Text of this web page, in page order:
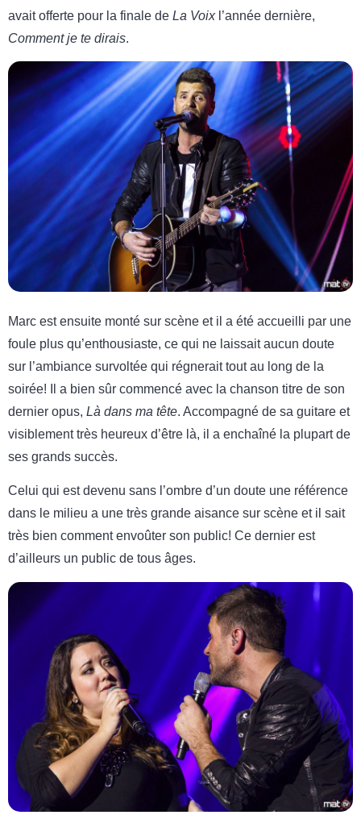
avait offerte pour la finale de La Voixl’année dernière,
Comment je te dirais.
Marc est ensuite monté sur scène et il a été accueilli par une
foule plus qu’enthousiaste, ce qui ne laissait aucun doute
sur l’ambiance survoltée qui régnerait tout au long de la
soirée! Il a bien sûr commencé avec la chanson titre de son
dernier opus, Là dans ma tête. Accompagné de sa guitare et
visiblement très heureux d’être là, il a enchaîné la plupart de
ses grands succès.
Celui qui est devenu sans l’ombre d’un doute une référence
dans le milieu a une très grande aisance sur scène et il sait
très bien comment envoûter son public! Ce dernier est
d’ailleurs un public de tous âges.